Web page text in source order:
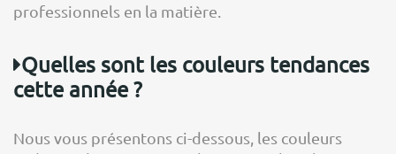
professionnels en la matière.
Quelles sont les couleurs tendances
cette année ?
Nous vous présentons ci-dessous, les couleurs